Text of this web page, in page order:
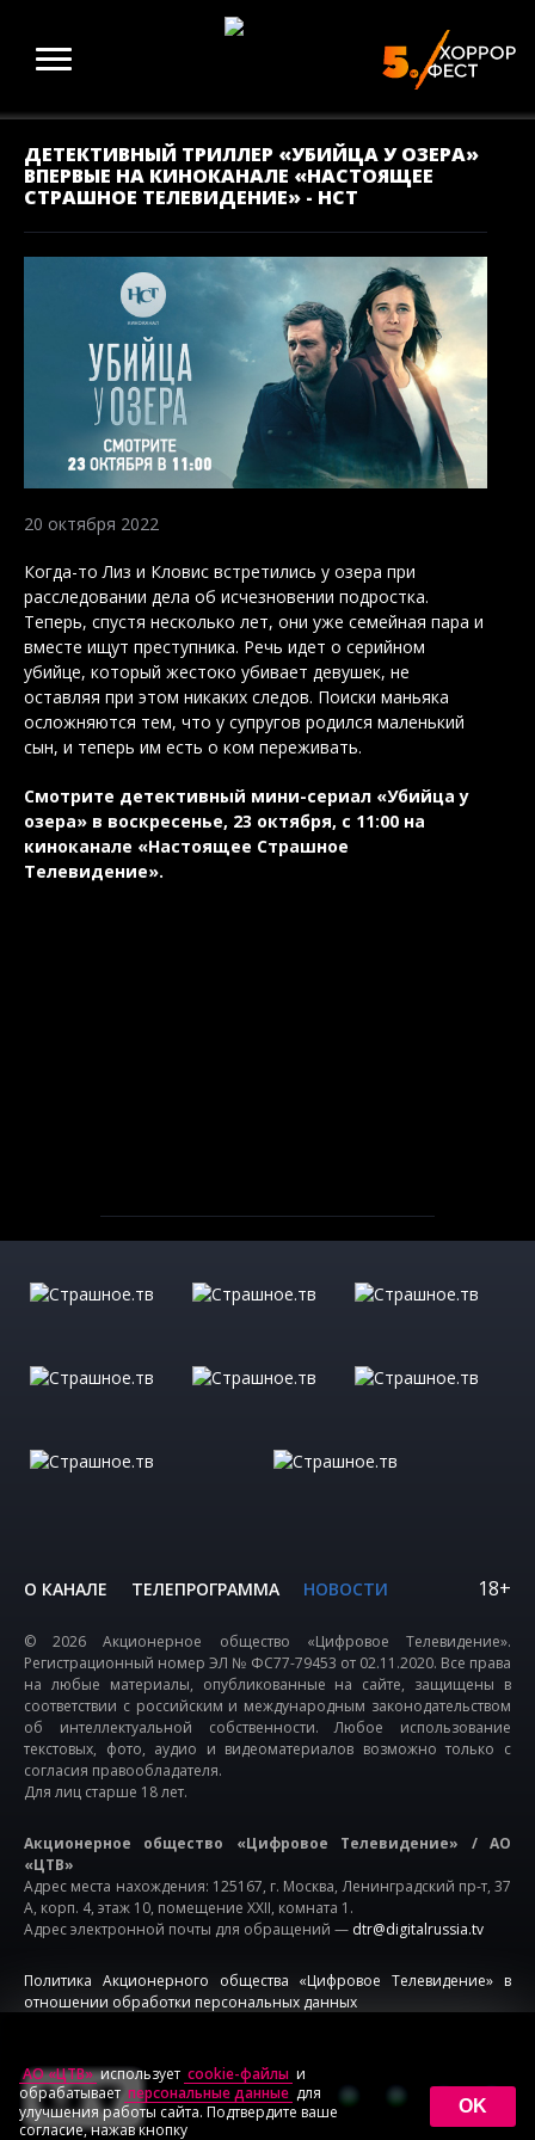
ДЕТЕКТИВНЫЙ ТРИЛЛЕР «УБИЙЦА У ОЗЕРА»
ВПЕРВЫЕ НА КИНОКАНАЛЕ «НАСТОЯЩЕЕ
СТРАШНОЕ ТЕЛЕВИДЕНИЕ» - НСТ
20 октября 2022
Когда-то Лиз и Кловис встретились у озера при
расследовании дела об исчезновении подростка.
Теперь, спустя несколько лет, они уже семейная пара и
вместе ищут преступника. Речь идет о серийном
убийце, который жестоко убивает девушек, не
оставляя при этом никаких следов. Поиски маньяка
осложняются тем, что у супругов родился маленький
сын, и теперь им есть о ком переживать.
Смотрите детективный мини-сериал «Убийца у
озера» в воскресенье, 23 октября, с 11:00 на
киноканале «Настоящее Страшное
Телевидение».
О КАНАЛЕ ТЕЛЕПРОГРАММА НОВОСТИ 18+
© 2026 Акционерное общество «Цифровое Телевидение».
Регистрационный номер ЭЛ № ФС77-79453 от 02.11.2020. Все права
на любые материалы, опубликованные на сайте, защищены в
соответствии с российским и международным законодательством
об интеллектуальной собственности. Любое использование
текстовых, фото, аудио и видеоматериалов возможно только с
согласия правообладателя.
Для лиц старше 18 лет.
Акционерное общество «Цифровое Телевидение» / АО
«ЦТВ»
Адрес места нахождения: 125167, г. Москва, Ленинградский пр-т, 37
А, корп. 4, этаж 10, помещение XXII, комната 1.
Адрес электронной почты для обращений — dtr@digitalrussia.tv
Политика Акционерного общества «Цифровое Телевидение» в
отношении обработки персональных данных
АО «ЦТВ»использует cookie-файлы и
обрабатывает персональные данные для
улучшения работы сайта. Подтвердите ваше
согласие, нажав кнопку
OK